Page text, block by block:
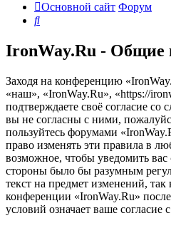
Основной сайт Форум
Поиск
IronWay.Ru - Общие
Заходя на конференцию
«наш», «IronWay.Ru», «https://
подтверждаете своё согласие
вы не согласны с ними,
пользуйтесь форумами
право изменять эти правила в
возможное, чтобы уведомить
стороны было бы разумным
текст на предмет изменений, так
конференции «IronWay.Ru»
условий означает ваше согласие